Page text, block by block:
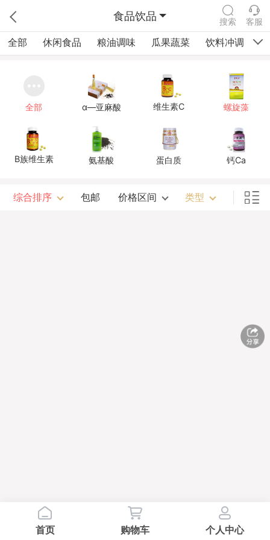
食品饮品 搜索 客服
全部 休闲食品 粮油调味 瓜果蔬菜 饮料冲调
全部 α—亚麻酸 维生素C 螺旋藻
B族维生素 氨基酸 蛋白质 钙Ca
综合排序 包邮 价格区间 类型
首页 购物车 个人中心